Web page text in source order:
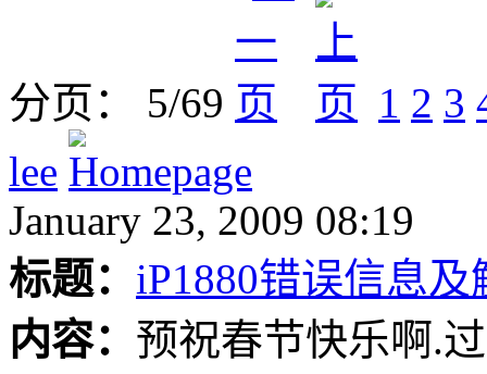
分页： 5/69 1 2 3
lee
January 23, 2009 08:19
标题： iP1880错误信息及
内容： 预祝春节快乐啊.